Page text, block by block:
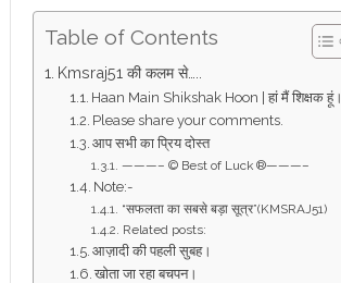
Table of Contents
Kmsraj51 की कलम से…..
Haan Main Shikshak Hoon | हां मैं शिक्षक हूं।
Please share your comments.
आप सभी का प्रिय दोस्त
———– © Best of Luck ®———–
Note:-
“सफलता का सबसे बड़ा सूत्र”(KMSRAJ51)
Related posts:
आज़ादी की पहली सुबह।
खोता जा रहा बचपन।